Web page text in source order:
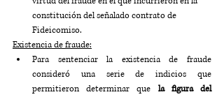
constitución del señalado contrato de
Fideicomiso.
Existencia de fraude:
Para sentenciar la existencia de fraude
consideró una serie de indicios que
permitieron determinar que la figura del